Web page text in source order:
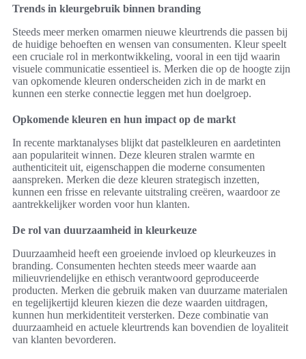
Trends in kleurgebruik binnen branding
Steeds meer merken omarmen nieuwe kleurtrends die passen bij
de huidige behoeften en wensen van consumenten. Kleur speelt
een cruciale rol in merkontwikkeling, vooral in een tijd waarin
visuele communicatie essentieel is. Merken die op de hoogte zijn
van opkomende kleuren onderscheiden zich in de markt en
kunnen een sterke connectie leggen met hun doelgroep.
Opkomende kleuren en hun impact op de markt
In recente marktanalyses blijkt dat pastelkleuren en aardetinten
aan populariteit winnen. Deze kleuren stralen warmte en
authenticiteit uit, eigenschappen die moderne consumenten
aanspreken. Merken die deze kleuren strategisch inzetten,
kunnen een frisse en relevante uitstraling creëren, waardoor ze
aantrekkelijker worden voor hun klanten.
De rol van duurzaamheid in kleurkeuze
Duurzaamheid heeft een groeiende invloed op kleurkeuzes in
branding. Consumenten hechten steeds meer waarde aan
milieuvriendelijke en ethisch verantwoord geproduceerde
producten. Merken die gebruik maken van duurzame materialen
en tegelijkertijd kleuren kiezen die deze waarden uitdragen,
kunnen hun merkidentiteit versterken. Deze combinatie van
duurzaamheid en actuele kleurtrends kan bovendien de loyaliteit
van klanten bevorderen.